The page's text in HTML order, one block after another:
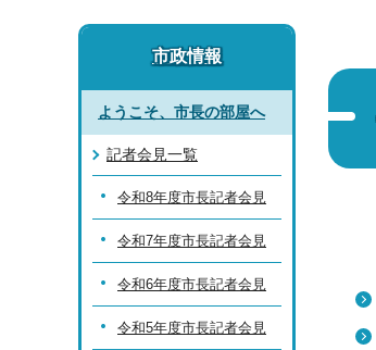
市政情報
ようこそ、市長の部屋へ
記者会見一覧
令和8年度市長記者会見
令和7年度市長記者会見
令和6年度市長記者会見
令和5年度市長記者会見